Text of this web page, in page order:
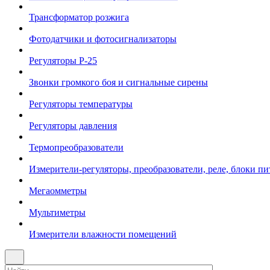
Трансформатор розжига
Фотодатчики и фотосигнализаторы
Регуляторы Р-25
Звонки громкого боя и сигнальные сирены
Регуляторы температуры
Регуляторы давления
Термопреобразователи
Измерители-регуляторы, преобразователи, реле, блоки
Мегаомметры
Мультиметры
Измерители влажности помещений